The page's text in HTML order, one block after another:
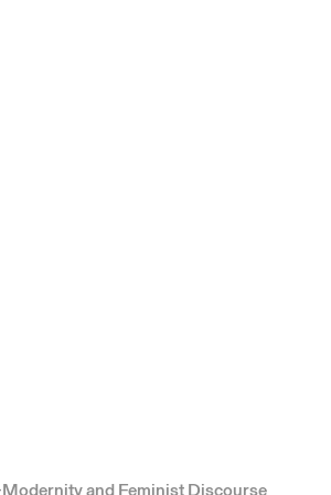
and Feminist Discourse